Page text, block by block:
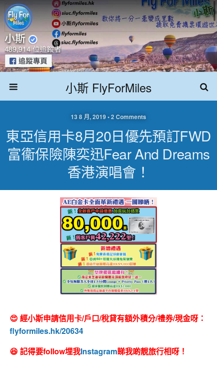
小斯 FlyForMiles
13 8 月, 2019 • 2 Comments
東亞信用卡8月20日優先預訂FWD
富衞保險陳奕迅Fear And Dreams
香港演唱會！
😍 經小斯申請信用卡/戶口/稅貸有額外積分/禮券/現金呀：
flyformiles.hk/20634
😆 記得要follow埋我Instagram睇我啲靚旅行相呀！